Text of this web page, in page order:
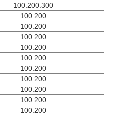
100.200.300
100.200
100.200
100.200
100.200
100.200
100.200
100.200
100.200
100.200
100.200